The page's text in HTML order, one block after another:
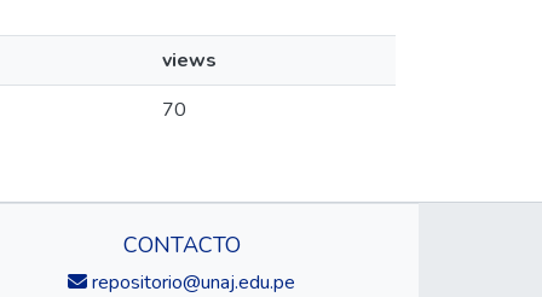
views
70
CONTACTO
repositorio@unaj.edu.pe